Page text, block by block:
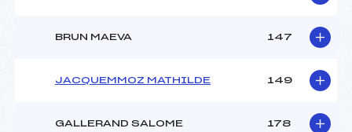
BRUN MAEVA 147
JACQUEMMOZ MATHILDE 149
GALLERAND SALOME 178